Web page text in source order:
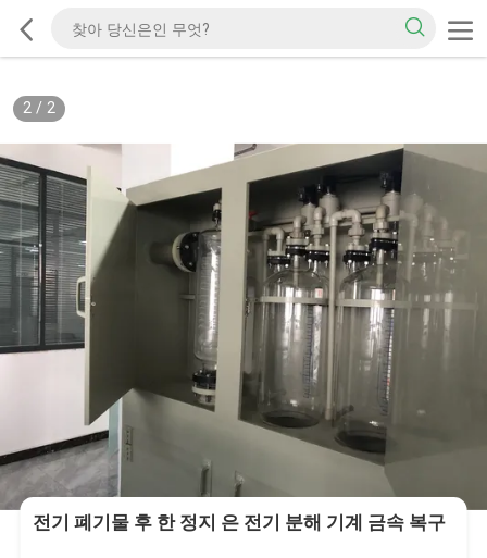
2/ 2
전기 폐기물 후 한 정지 은 전기 분해 기계 금속 복구